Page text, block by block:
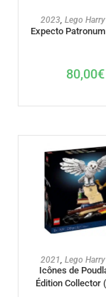
AJOUTER AU
2023, Lego
Expecto
80,00€
AJOUTER AU
2021 Lego
Icônes de
Édition Collector